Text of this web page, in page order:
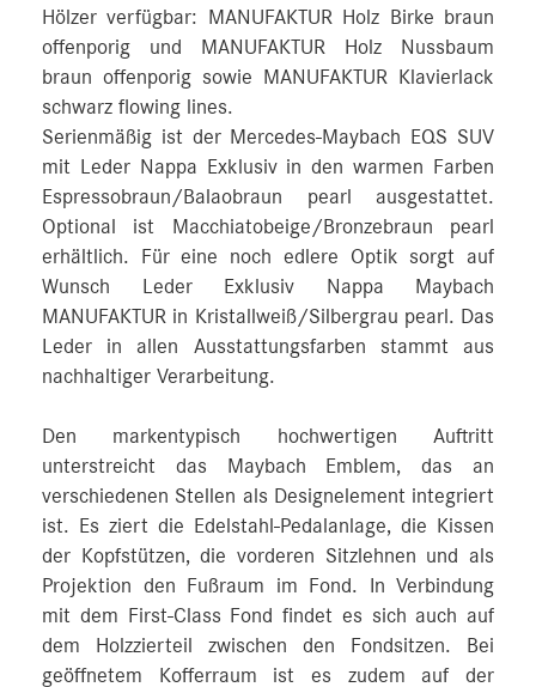
Hölzer verfügbar: MANUFAKTUR Holz Birke braun
offenporig und MANUFAKTUR Holz Nussbaum
braun offenporig sowie MANUFAKTUR Klavierlack
schwarz flowing lines.
Serienmäßig ist der Mercedes-Maybach EQS SUV
mit Leder Nappa Exklusiv in den warmen Farben
Espressobraun/Balaobraun pearl ausgestattet.
Optional ist Macchiatobeige/Bronzebraun pearl
erhältlich. Für eine noch edlere Optik sorgt auf
Wunsch Leder Exklusiv Nappa Maybach
MANUFAKTUR in Kristallweiß/Silbergrau pearl. Das
Leder in allen Ausstattungsfarben stammt aus
nachhaltiger Verarbeitung.
Den markentypisch hochwertigen Auftritt
unterstreicht das Maybach Emblem, das an
verschiedenen Stellen als Designelement integriert
ist. Es ziert die Edelstahl-Pedalanlage, die Kissen
der Kopfstützen, die vorderen Sitzlehnen und als
Projektion den Fußraum im Fond. In Verbindung
mit dem First-Class Fond findet es sich auch auf
dem Holzzierteil zwischen den Fondsitzen. Bei
geöffnetem Kofferraum ist es zudem auf der